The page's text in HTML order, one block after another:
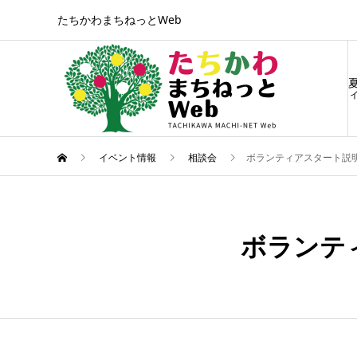
たちかわまちねっとWeb
イベント情報 相談会 ボランティアスタート説
ボランテ